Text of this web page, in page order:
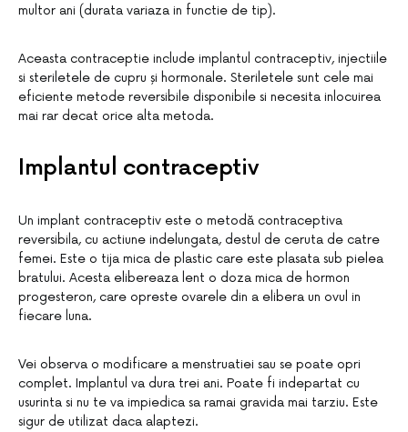
multor ani (durata variaza in functie de tip).
Aceasta contraceptie include implantul contraceptiv, injectiile
si steriletele de cupru și hormonale. Steriletele sunt cele mai
eficiente metode reversibile disponibile si necesita inlocuirea
mai rar decat orice alta metoda.
Implantul contraceptiv
Un implant contraceptiv este o metodă contraceptiva
reversibila, cu actiune indelungata, destul de ceruta de catre
femei. Este o tija mica de plastic care este plasata sub pielea
bratului. Acesta elibereaza lent o doza mica de hormon
progesteron, care opreste ovarele din a elibera un ovul in
fiecare luna.
Vei observa o modificare a menstruatiei sau se poate opri
complet. Implantul va dura trei ani. Poate fi indepartat cu
usurinta si nu te va impiedica sa ramai gravida mai tarziu. Este
sigur de utilizat daca alaptezi.